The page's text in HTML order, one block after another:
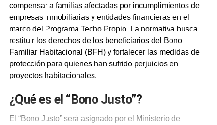
compensar a familias afectadas por incumplimientos de
empresas inmobiliarias y entidades financieras en el
marco del Programa Techo Propio. La normativa busca
restituir los derechos de los beneficiarios del Bono
Familiar Habitacional (BFH) y fortalecer las medidas de
protección para quienes han sufrido perjuicios en
proyectos habitacionales.
¿Qué es el “Bono Justo”?
El “Bono Justo” será asignado por el Ministerio de